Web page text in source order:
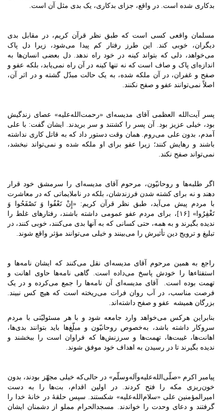
بدکاری شده ‌است. در واقع، جزای بدکاری، یک بدی مثل آن است.
مسلمان واقعی کسی است که طبق نظر قرآن کریم، در مقابل بدی
دیگران، خوبی کند. این طرز رفتار کم پیدا می‌شود، زیرا دل پاک
می‌خواهد، دلی که بتواند کینه در خود راه ندهد. دل بعضی ‌انسان‌ها به
اندازه‌ای پاک و صاف است که نه تنها کینه در آن راه نمی‌یابد، بلکه عفو و
صفح و غفران، در آن ملکه شده، به یک حالت مبدّل گشته و در اثر آن،
اصلاً نمی‌توانند عفو و صفح نکنند.
پسر آیت‌الله العظمی آقای مدیسه‌ای «رحمت‌الله‌علیه» عصای زندگیش
بود، خیلی عزیز بود. آن پسر را کشتند و سر بریدند. ایشان گفت: با علی
آمدم، بدون علی می‌روم. همان وقت دستور داد که به قاتل کاری نداشته
باشند و رهایش کنند؛ زیرا عفو برای او ملکه شده و نمی‌تواند نبخشد،
نمی‌تواند صفح نکند.
اگر طلبه‌ها و روحانیّون، مرحوم آقای مدیسه‌ای را سرمشق خود قرار
دهند و نه برای کشته شدن فرزندشان، بلکه در ناملایماتی که در معاشرت
با مردم پیش می‌آید، طبق نظر قرآن کریم: «إِنْ تَعْفُوا وَ تَصْفَحُوا وَ
تَغْفِرُوا» [۱۶]، برای مردم عفو عمومی داشته باشند، رفتارهای غلط را
ندیده بگیرند و به همه، حتی کسانی که به آنها بدی می‌کنند، خوبی کنند، در
تبلیغ و ترویج دین تأثیرش را می‌بینند و خیلی می‌توانند مؤثر واقع شوند.
راجع به همین مرحوم آقای مدیسه‌ای نقل می‌کنند که ایشان نامه‌ها و
استفتاء‌ها را خودش پاسخ می‌داده است. گاهی نامه‌ها حاوی اهانت و
تهمت بوده است. ‌ آقای مدیسه‌ای آن نامه‌ها را جمع می‌کرده و در یک
فرصت مناسب، در آب روان فرات می‌ریخته است که هیچ کس نبیند.
بزرگان همیشه عفو و صفح داشته‌اند.
بنابراین هرکس می‌خواهد وارد جامعه شود و با هر مسئولیّتی با مردم
سروکار داشته باشد، به‌خصوص روحانیّون و مبلّغ‌ها باید بتوانند بدی‌ها،
اهانت‌ها، غیبت‌ها، تهمت‌ها و سرزنش‌ها که فراوان است را ببخشند و
ندیده بگیرند تا در رسیدن به اهداف خود موفق شوند.
پیامبر اکرم «صلّی‌الله‌علیه‌وآله‌وسلّم» در حالی‌که خیلی مجهّز بودند، بدون
خون‌ریزی مکه را فتح کردند. در اولین اقدام، بت‌ها را به دست
امیرالمؤمنین‌ علی «سلام‌الله‌علیه» شکستند. سپس حلقۀ در خانۀ خدا را
گرفتند و دعای وحدت را خواندند. مسجدالحرام مملو از دشمنان ایشان